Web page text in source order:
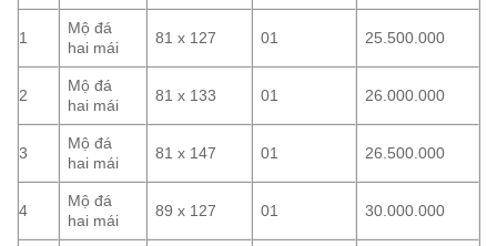
1
Mộ đá
hai mái
81 x 127 01 25.500.000
2
Mộ đá
hai mái
81 x 133 01 26.000.000
3
Mộ đá
hai mái
81 x 147 01 26.500.000
4
Mộ đá
hai mái
89 x 127 01 30.000.000